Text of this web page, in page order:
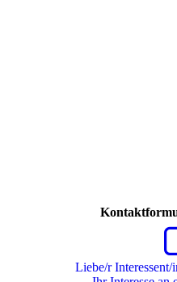
Liebe/r